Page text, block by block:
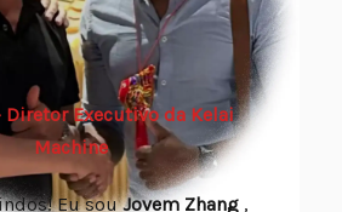
Diretor Executivo da Kelai
Machine
Eu souJovem Zhang ,